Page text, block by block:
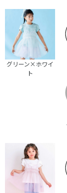
グリーン×ホワイ
ト